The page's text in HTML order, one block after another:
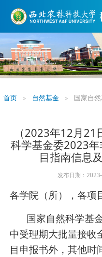
首页 自然基金 国家自
（2023年12月
科学基金委2023
目指南信息
发布日期：
各学院（所），各项
国家自然科学基金
中受理期大批量接收
目申报书外，其他时